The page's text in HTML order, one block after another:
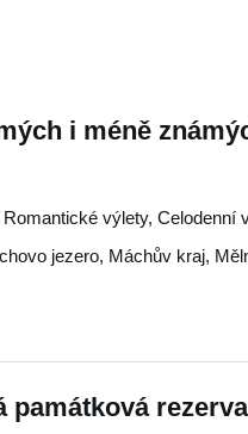
i méně
výlety, Celodenní
jezero, Máchův kraj,
památková